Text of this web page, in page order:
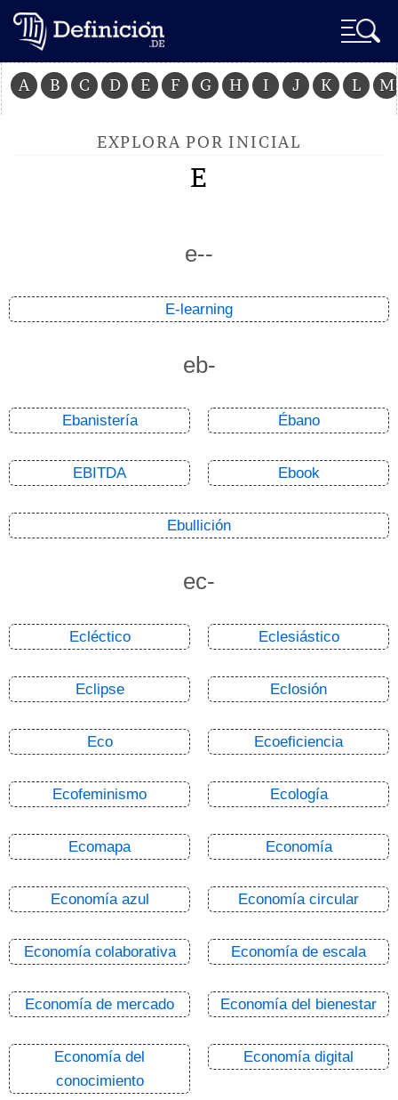
A B C D E F G H I J K L M
EXPLORA POR INICIAL
E
e--
E-learning
eb-
Ebanistería Ébano
EBITDA Ebook
Ebullición
ec-
Ecléctico Eclesiástico
Eclipse Eclosión
Eco Ecoeficiencia
Ecofeminismo Ecología
Ecomapa Economía
Economía azul Economía circular
Economía colaborativa Economía de escala
Economía de mercado Economía del bienestar
Economía del
conocimiento
Economía digital